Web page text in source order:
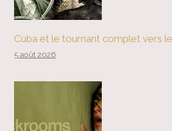
Cuba et le tournant complet vers
5 août 2026